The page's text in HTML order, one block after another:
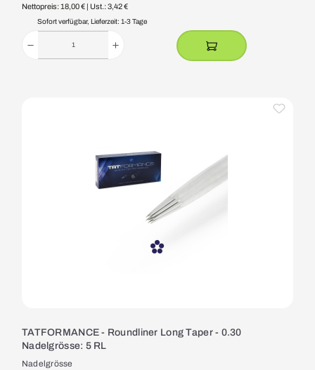
Nettopreis: 18,00 € | Ust.: 3,42 €
Sofort verfügbar, Lieferzeit: 1-3 Tage
TATFORMANCE - Roundliner Long Taper - 0.30
Nadelgrösse: 5 RL
Nadelgrösse